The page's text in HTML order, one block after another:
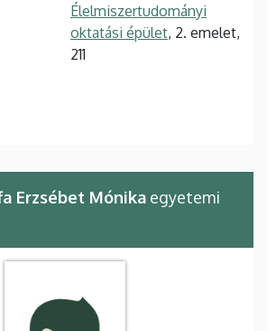
Élelmiszertudományi
oktatási épület, 2. emelet,
211
Erzsébet Mónika egyetemi